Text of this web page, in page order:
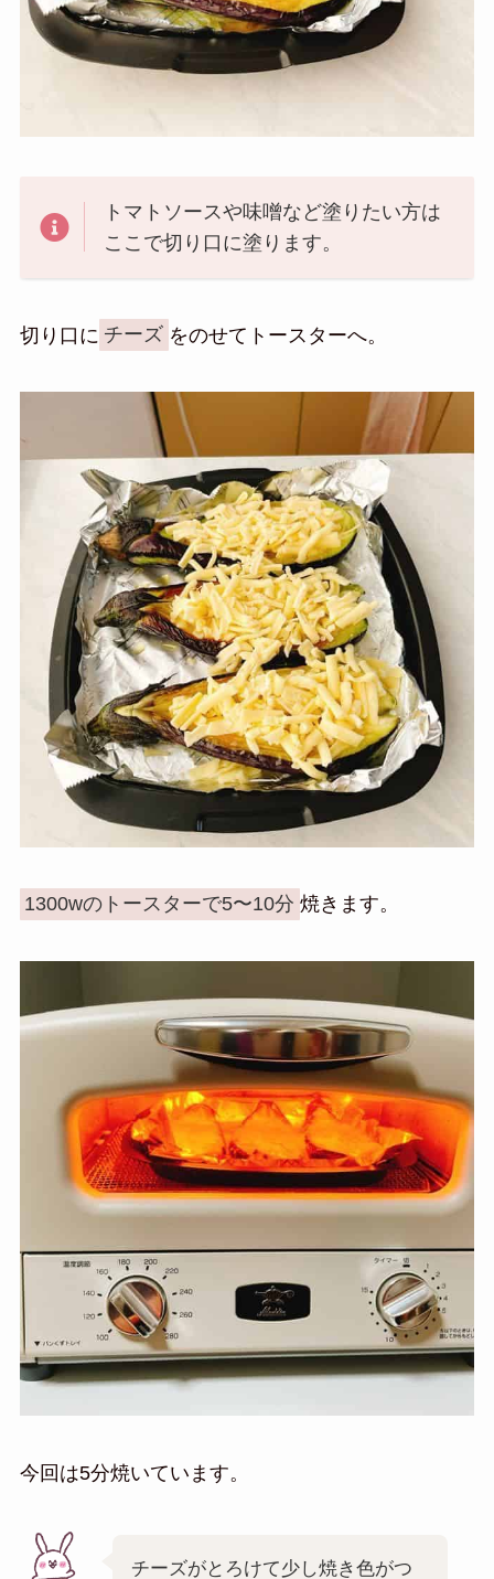
トマトソースや味噌など塗りたい方は
ここで切り口に塗ります。
切り口に チーズ をのせてトースターへ。
1300wのトースターで5〜10分 焼きます。
今回は5分焼いています。
チーズがとろけて少し焼き色がつ